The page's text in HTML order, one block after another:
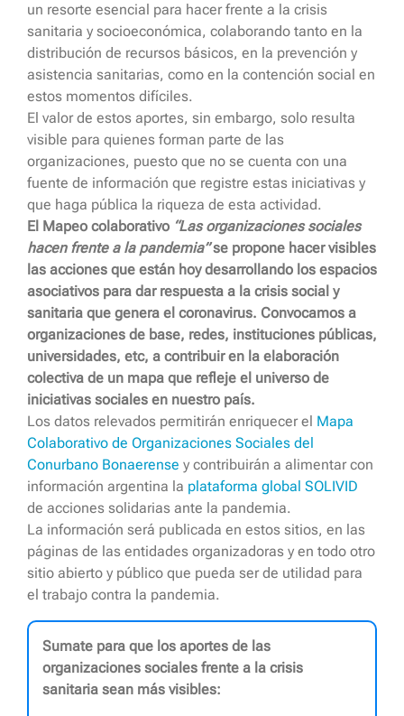
un resorte esencial para hacer frente a la crisis
sanitaria y socioeconómica, colaborando tanto en la
distribución de recursos básicos, en la prevención y
asistencia sanitarias, como en la contención social en
estos momentos difíciles.
El valor de estos aportes, sin embargo, solo resulta
visible para quienes forman parte de las
organizaciones, puesto que no se cuenta con una
fuente de información que registre estas iniciativas y
que haga pública la riqueza de esta actividad.
El Mapeo colaborativo “Las organizaciones sociales
hacen frente a la pandemia”se propone hacer visibles
las acciones que están hoy desarrollando los espacios
asociativos para dar respuesta a la crisis social y
sanitaria que genera el coronavirus. Convocamos a
organizaciones de base, redes, instituciones públicas,
universidades, etc, a contribuir en la elaboración
colectiva de un mapa que refleje el universo de
iniciativas sociales en nuestro país.
Los datos relevados permitirán enriquecer el Mapa
Colaborativo de Organizaciones Sociales del
Conurbano Bonaerense y contribuirán a alimentar con
información argentina la plataforma global SOLIVID
de acciones solidarias ante la pandemia.
La información será publicada en estos sitios, en las
páginas de las entidades organizadoras y en todo otro
sitio abierto y público que pueda ser de utilidad para
el trabajo contra la pandemia.
Sumate para que los aportes de las
organizaciones sociales frente a la crisis
sanitaria sean más visibles: